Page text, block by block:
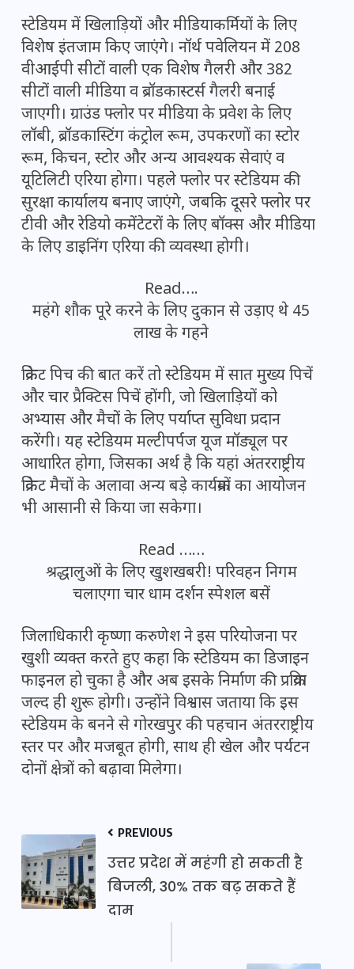
स्टेडियम में खिलाड़ियों और मीडियाकर्मियों के लिए
विशेष इंतजाम किए जाएंगे। नॉर्थ पवेलियन में 208
वीआईपी सीटों वाली एक विशेष गैलरी और 382
सीटों वाली मीडिया व ब्रॉडकास्टर्स गैलरी बनाई
जाएगी। ग्राउंड फ्लोर पर मीडिया के प्रवेश के लिए
लॉबी, ब्रॉडकास्टिंग कंट्रोल रूम, उपकरणों का स्टोर
रूम, किचन, स्टोर और अन्य आवश्यक सेवाएं व
यूटिलिटी एरिया होगा। पहले फ्लोर पर स्टेडियम की
सुरक्षा कार्यालय बनाए जाएंगे, जबकि दूसरे फ्लोर पर
टीवी और रेडियो कमेंटेटरों के लिए बॉक्स और मीडिया
के लिए डाइनिंग एरिया की व्यवस्था होगी।
Read….
महंगे शौक पूरे करने के लिए दुकान से उड़ाए थे 45
लाख के गहने
क्रिकेट पिच की बात करें तो स्टेडियम में सात मुख्य पिचें
और चार प्रैक्टिस पिचें होंगी, जो खिलाड़ियों को
अभ्यास और मैचों के लिए पर्याप्त सुविधा प्रदान
करेंगी। यह स्टेडियम मल्टीपर्पज यूज मॉड्यूल पर
आधारित होगा, जिसका अर्थ है कि यहां अंतरराष्ट्रीय
क्रिकेट मैचों के अलावा अन्य बड़े कार्यक्रमों का आयोजन
भी आसानी से किया जा सकेगा।
Read ……
श्रद्धालुओं के लिए खुशखबरी! परिवहन निगम
चलाएगा चार धाम दर्शन स्पेशल बसें
जिलाधिकारी कृष्णा करुणेश ने इस परियोजना पर
खुशी व्यक्त करते हुए कहा कि स्टेडियम का डिजाइन
फाइनल हो चुका है और अब इसके निर्माण की प्रक्रिया
जल्द ही शुरू होगी। उन्होंने विश्वास जताया कि इस
स्टेडियम के बनने से गोरखपुर की पहचान अंतरराष्ट्रीय
स्तर पर और मजबूत होगी, साथ ही खेल और पर्यटन
दोनों क्षेत्रों को बढ़ावा मिलेगा।
PREVIOUS
उत्तर प्रदेश में महंगी हो सकती है
बिजली, 30% तक बढ़ सकते हैं
दाम